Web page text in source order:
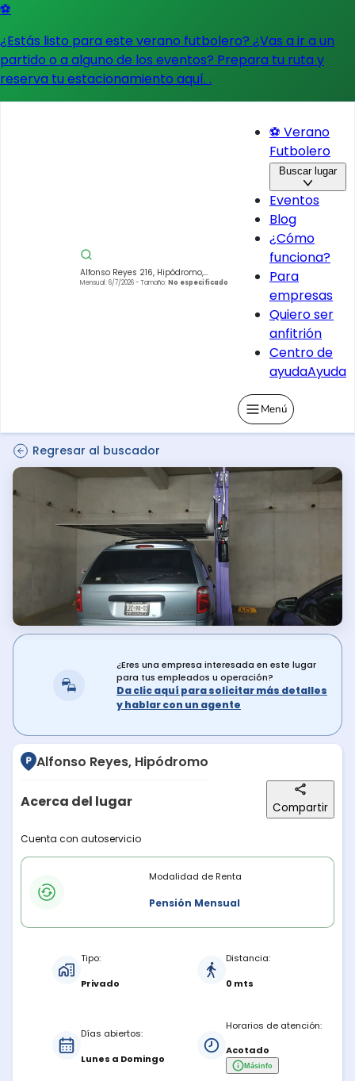
⚽
¿Estás listo para este verano futbolero? ¿Vas a ir a un
partido o a alguno de los eventos? Prepara tu ruta y
reserva tu estacionamiento aquí. .
Alfonso Reyes 216, Hipódromo,
Cuauhtémoc, 06100 Ciudad de
Mensual: 6/7/2026- Tamaño: No especificado
⚽ Verano
Futbolero
Buscar lugar
Eventos
Blog
¿Cómo
funciona?
Para
empresas
Quiero ser
anfitrión
Centro de
ayudaAyuda
Menú
Regresar al buscador
¿Eres una empresa interesada en este lugar
para tus empleados u operación?
Da clic aquí para solicitar más detalles
y hablar con un agente
Alfonso Reyes, Hipódromo
Acerca del lugar Compartir
Descripción del lugar
Cuenta con autoservicio
Modalidades de rentaModalidad de Renta
Pensión Mensual
Tipo:
Privado
Distancia:
0 mts
Días abiertos:
Lunes a Domingo
Horarios de atención:
Acotado
Másinfo